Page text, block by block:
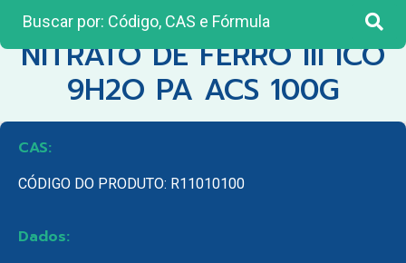
CATEGORIA:REAGENTES ANALÍTICOS
NITRATO DE FERRO III ICO
9H2O PA ACS 100G
CAS:
CÓDIGO DO PRODUTO: R11010100
Dados: